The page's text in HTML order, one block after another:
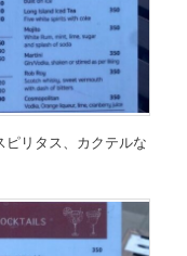
ピリタス、カクテルな